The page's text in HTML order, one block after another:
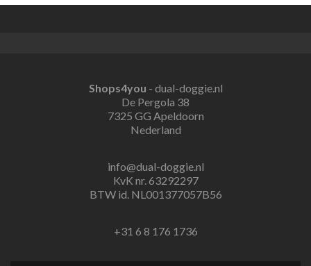
Shops4you - dual-doggie.nl
De Pergola 38
7325 GG Apeldoorn
Nederland
info@dual-doggie.nl
KvK nr. 63292297
BTW id. NL001377057B56
+31 6 8 176 1736